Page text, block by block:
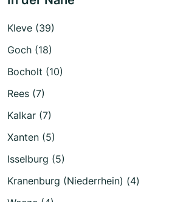
Kleve (39)
Goch (18)
Bocholt (10)
Rees (7)
Kalkar (7)
Xanten (5)
Isselburg (5)
Kranenburg (Niederrhein) (4)